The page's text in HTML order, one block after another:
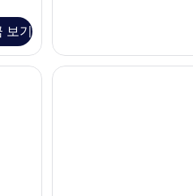
보기
사
진
룸,
침
실
상, 노트북 작업 공간